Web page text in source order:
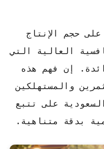
حجم الإنتاج
العالية التي
إن فهم هذه
والمستهلكين
على تتبع
بدقة متناهية.